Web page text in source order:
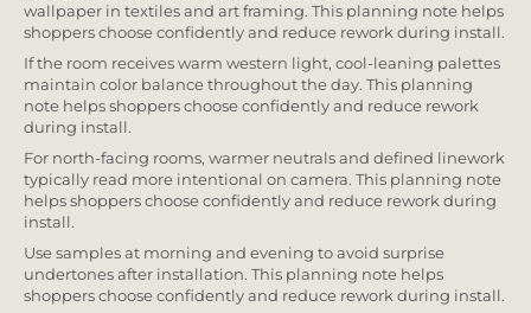
wallpaper in textiles and art framing. This planning note helps
shoppers choose confidently and reduce rework during install.
If the room receives warm western light, cool-leaning palettes
maintain color balance throughout the day. This planning
note helps shoppers choose confidently and reduce rework
during install.
For north-facing rooms, warmer neutrals and defined linework
typically read more intentional on camera. This planning note
helps shoppers choose confidently and reduce rework during
install.
Use samples at morning and evening to avoid surprise
undertones after installation. This planning note helps
shoppers choose confidently and reduce rework during install.